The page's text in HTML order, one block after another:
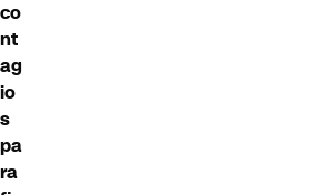
co
nt
ag
io
s
pa
ra